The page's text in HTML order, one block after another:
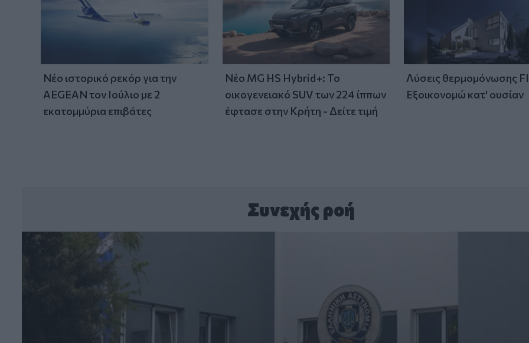
Νέο ιστορικό ρεκόρ για την
AEGEAN τον Ιούλιο με 2
εκατομμύρια επιβάτες
Νέο MG HS Hybrid+: Το
οικογενειακό SUV των 224 ίππων
έφτασε στην Κρήτη - Δείτε τιμή
Λύσεις θερμομόνωσης
Εξοικονομώ κατ' ουσίαν
Συνεχής ροή